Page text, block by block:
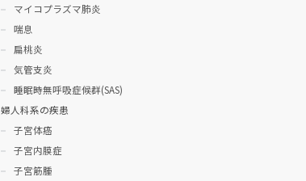
マイコプラズマ肺炎
喘息
扁桃炎
気管支炎
睡眠時無呼吸症候群(SAS)
婦人科系の疾患
子宮体癌
子宮内膜症
子宮筋腫